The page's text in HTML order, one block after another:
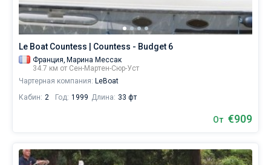
спокойного
отдыха,
яхтсменов,
представляют
Ближайшие
Le Boat Countess | Countess - Budget 6
Франция, Марина Мессак
34.7 км от Сен-Мартен-Сюр-Уст
Чартерная компания: LeBoat
Кабин: 2 Год: 1999 Длина: 33 фт
От €909